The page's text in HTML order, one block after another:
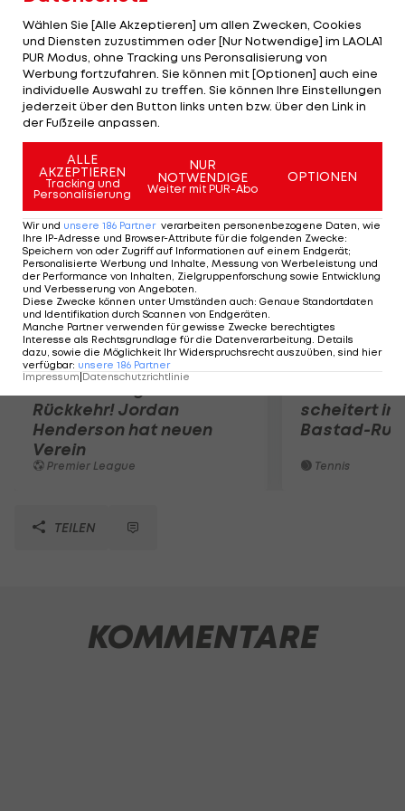
versammelten sich in der Unfall-Kurve 11 zum
Gedenken. "Es wird immer schwierig sein, hier zu
fahren. Aber die ganze Ferrari-Familie und die
Menschen in Italien werden ihn immer in
Erinnerung behalten", meinte Fernando Alonso.
Mehr zum Thema
Rückkehr! Jordan
Henderson hat neuen
Verein
Premier League
scheitert in
Bastad-
Tennis
TEILEN
KOMMENTARE
Wählen Sie [Alle Akzeptieren] um allen Zwecken, Cookies
und Diensten zuzustimmen oder [Nur Notwendige] im LAOLA1
PUR Modus, ohne Tracking uns Peronsalisierung von
Werbung fortzufahren. Sie können mit [Optionen] auch eine
individuelle Auswahl zu treffen. Sie können Ihre Einstellungen
jederzeit über den Button links unten bzw. über den Link in
der Fußzeile anpassen.
ALLE
AKZEPTIEREN
Tracking und
Personalisierung
NUR
NOTWENDIGE
Weiter mit PUR-Abo
OPTIONEN
Wir und unsere 186 Partner verarbeiten personenbezogene Daten, wie
Ihre IP-Adresse und Browser-Attribute für die folgenden Zwecke:
Speichern von oder Zugriff auf Informationen auf einem Endgerät;
Personalisierte Werbung und Inhalte, Messung von Werbeleistung und
der Performance von Inhalten, Zielgruppenforschung sowie Entwicklung
und Verbesserung von Angeboten.
Diese Zwecke können unter Umständen auch: Genaue Standortdaten
und Identifikation durch Scannen von Endgeräten.
Manche Partner verwenden für gewisse Zwecke berechtigtes
Interesse als Rechtsgrundlage für die Datenverarbeitung. Details
dazu, sowie die Möglichkeit Ihr Widerspruchsrecht auszuüben, sind hier
verfügbar: unsere 186 Partner
Impressum Datenschutzrichtlinie